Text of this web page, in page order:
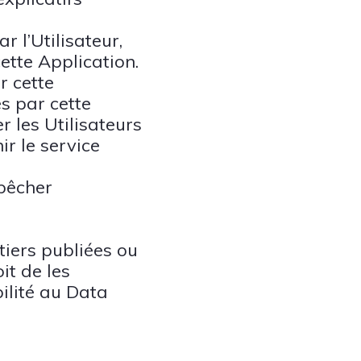
l’Utilisateur,
Application.
cette
par cette
les Utilisateurs
le service
publiées ou
de les
au Data